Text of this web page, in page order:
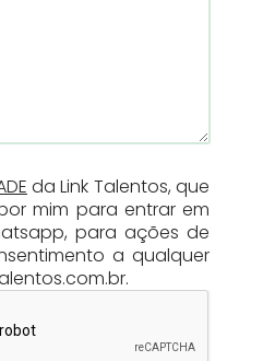
mim para entrar em
para ações de
a qualquer